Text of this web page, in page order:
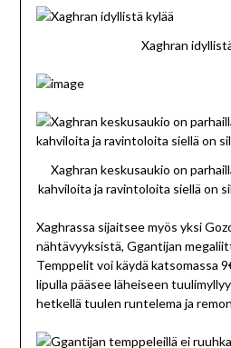
Xaghran
Xaghran keskusaukio on
kahviloita ja ravintoloita siellä on
Xaghrassa sijaitsee myös yksi
nähtävyyksistä, Ggantijan
Temppelit voi käydä katsomassa
lipulla pääsee läheiseen
hetkellä tuulen runtelema ja